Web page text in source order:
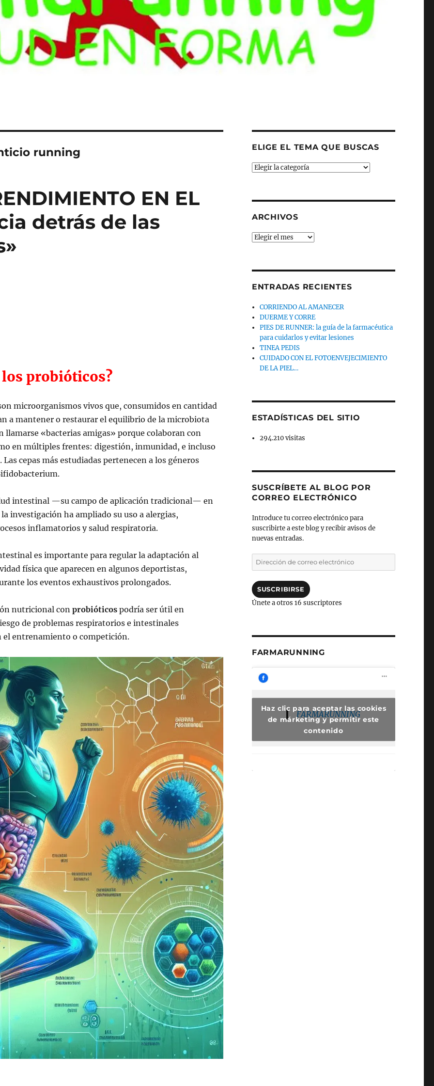
running
EN EL
detrás de las
los probióticos?
microorganismos vivos que, consumidos en cantidad
a mantener o restaurar el equilibrio de la microbiota
llamarse «bacterias amigas» porque colaboran con
en múltiples frentes: digestión, inmunidad, e incluso
cepas más estudiadas pertenecen a los géneros
intestinal —su campo de aplicación tradicional— en
investigación ha ampliado su uso a alergias,
inflamatorios y salud respiratoria.
es importante para regular la adaptación al
física que aparecen en algunos deportistas,
los eventos exhaustivos prolongados.
nutricional con probióticospodría ser útil en
de problemas respiratorios e intestinales
el entrenamiento o competición.
ELIGE EL TEMA QUE BUSCAS
ELIGE
ARCHIVOS
Archivos
ENTRADAS RECIENTES
CORRIENDO AL AMANECER
DUERME Y CORRE
PIES DE RUNNER: la guía de la farmacéutica
para cuidarlos y evitar lesiones
TINEA PEDIS
CUIDADO CON EL FOTOENVEJECIMIENTO
DE LA PIEL…
ESTADÍSTICAS DEL SITIO
294.210 visitas
SUSCRÍBETE AL BLOG POR
CORREO ELECTRÓNICO
Introduce tu correo electrónico para
suscribirte a este blog y recibir avisos de
nuevas entradas.
Dirección
de
electrónico
SUSCRIBIRSE
Únete a otros 16 suscriptores
FARMARUNNING
FARMARUNNING
Haz clic para aceptar las cookies
de márketing y permitir este
contenido